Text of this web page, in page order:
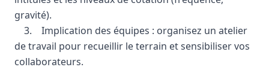
gravité).
3. Implication des équipes : organisez un atelier
de travail pour recueillir le terrain et sensibiliser vos
collaborateurs.